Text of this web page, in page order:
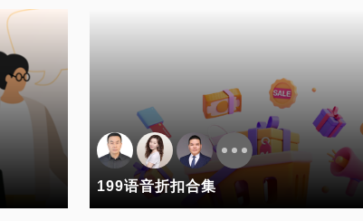
199语音折扣合集